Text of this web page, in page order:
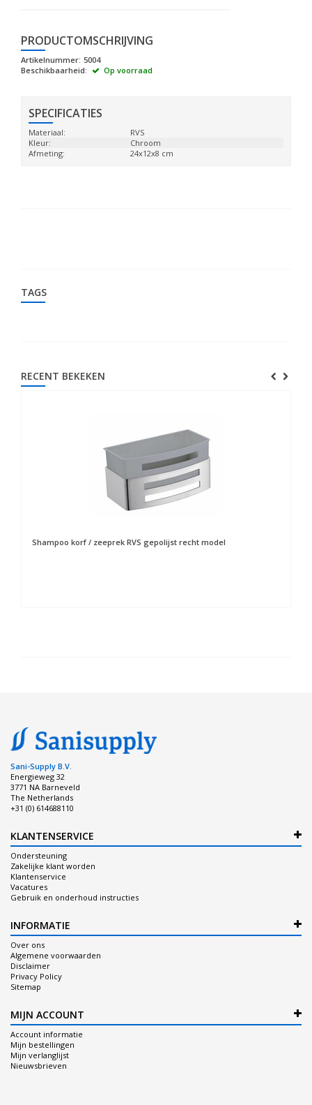
PRODUCTOMSCHRIJVING
Artikelnummer: 5004
Beschikbaarheid:
Op voorraad
SPECIFICATIES
Materiaal:
RVS
Kleur:
Chroom
Afmeting:
24x12x8 cm
TAGS
RECENT BEKEKEN
Shampoo korf / zeeprek RVS gepolijst recht model
Sani-Supply B.V.
Energieweg 32
3771 NA Barneveld
The Netherlands
+31 (0) 614688110
KLANTENSERVICE
Ondersteuning
Zakelijke klant worden
Klantenservice
Vacatures
Gebruik en onderhoud instructies
INFORMATIE
Over ons
Algemene voorwaarden
Disclaimer
Privacy Policy
Sitemap
MIJN ACCOUNT
Account informatie
Mijn bestellingen
Mijn verlanglijst
Nieuwsbrieven